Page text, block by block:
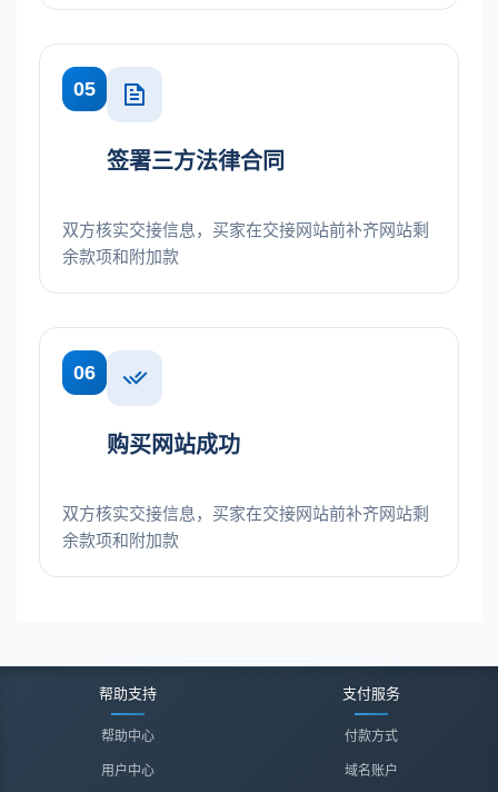
05
签署三方法律合同
双方核实交接信息，买家在交接网站前补齐网站剩
余款项和附加款
06
购买网站成功
双方核实交接信息，买家在交接网站前补齐网站剩
余款项和附加款
帮助支持
帮助中心
用户中心
支付服务
付款方式
域名账户